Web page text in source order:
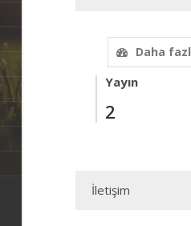
Daha
Yayın
2
İletişim